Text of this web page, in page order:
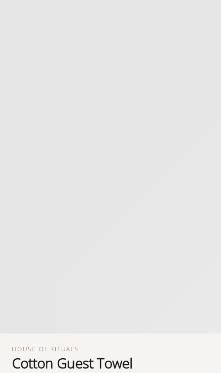
HOUSE OF RITUALS
Cotton Guest Towel